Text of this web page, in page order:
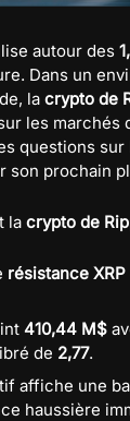
autour des
Dans un
la crypto de
les marchés
questions sur
son prochain
la crypto de
résistance XRP
410,44 M$
de 2,77.
affiche une
haussière